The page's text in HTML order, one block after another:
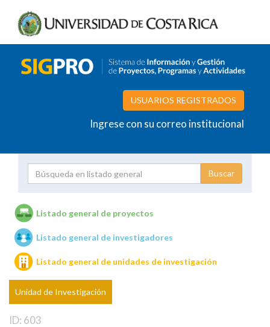
USUARIOS REGISTRADOS
Ingrese con su correo institucional
Unidades de investigación
Listado general de proyectos
Listado general de investigadores
Listado general de unidades de investigación
Unidad de Investigación
ID: 603